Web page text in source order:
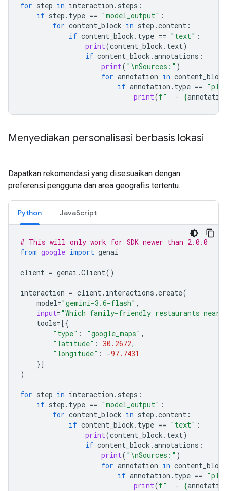
for step in interaction . steps :
if step . type == "model_output" :
for content_block in step .content :
if content_block . type == "text" :
print(content_block . text)
if content_block .annotations :
print( " \nSources:" )
for annotation in content_block
if annotation . type ==
print(f"  - {
Menyediakan personalisasi berbasis lokasi
Dapatkan rekomendasi yang disesuaikan dengan
preferensi pengguna dan area geografis tertentu.
Python JavaScript
# This will only work for SDK newer than 2.0.0
from google import genai
client = genai .Client()
interaction = client. interactions .create(
model="gemini-3.6-flash" ,
input="Which family-friendly restaurants near
tools=[{
"type" : "google_maps" ,
"latitude" : 30.2672,
"longitude" : -97.7431
}]
)
for step in interaction . steps :
if step . type == "model_output" :
for content_block in step .content :
if content_block . type == "text" :
print(content_block . text)
if content_block .annotations :
print( " \nSources:" )
for annotation in content_block
if annotation . type ==
print(f"  - {